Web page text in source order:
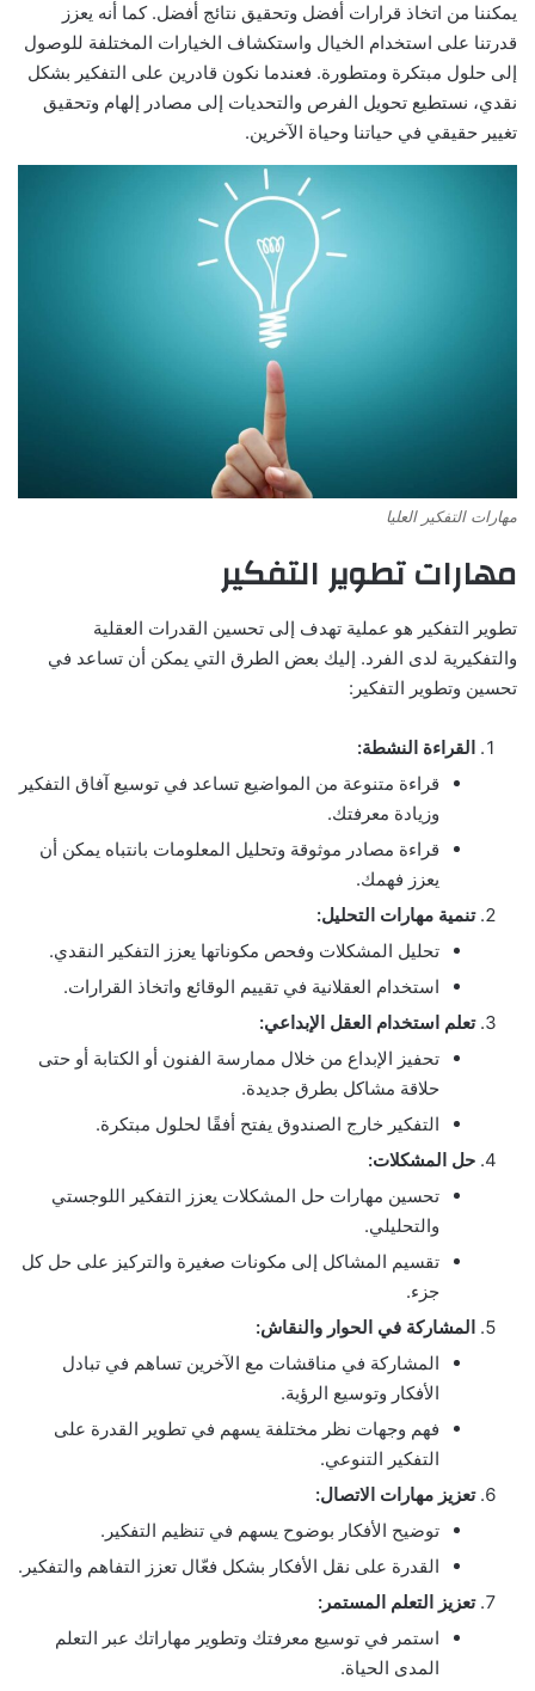
يمكننا من اتخاذ قرارات أفضل وتحقيق نتائج أفضل. كما أنه يعزز
قدرتنا على استخدام الخيال واستكشاف الخيارات المختلفة للوصول
إلى حلول مبتكرة ومتطورة. فعندما نكون قادرين على التفكير بشكل
نقدي، نستطيع تحويل الفرص والتحديات إلى مصادر إلهام وتحقيق
تغيير حقيقي في حياتنا وحياة الآخرين.
مهارات التفكير العليا
مهارات تطوير التفكير
تطوير التفكير هو عملية تهدف إلى تحسين القدرات العقلية
والتفكيرية لدى الفرد. إليك بعض الطرق التي يمكن أن تساعد في
تحسين وتطوير التفكير:
القراءة النشطة:
قراءة متنوعة من المواضيع تساعد في توسيع آفاق التفكير
وزيادة معرفتك.
قراءة مصادر موثوقة وتحليل المعلومات بانتباه يمكن أن
يعزز فهمك.
تنمية مهارات التحليل:
تحليل المشكلات وفحص مكوناتها يعزز التفكير النقدي.
استخدام العقلانية في تقييم الوقائع واتخاذ القرارات.
تعلم استخدام العقل الإبداعي:
تحفيز الإبداع من خلال ممارسة الفنون أو الكتابة أو حتى
حلاقة مشاكل بطرق جديدة.
التفكير خارج الصندوق يفتح أفقًا لحلول مبتكرة.
حل المشكلات:
تحسين مهارات حل المشكلات يعزز التفكير اللوجستي
والتحليلي.
تقسيم المشاكل إلى مكونات صغيرة والتركيز على حل كل
جزء.
المشاركة في الحوار والنقاش:
المشاركة في مناقشات مع الآخرين تساهم في تبادل
الأفكار وتوسيع الرؤية.
فهم وجهات نظر مختلفة يسهم في تطوير القدرة على
التفكير التنوعي.
تعزيز مهارات الاتصال:
توضيح الأفكار بوضوح يسهم في تنظيم التفكير.
القدرة على نقل الأفكار بشكل فعّال تعزز التفاهم والتفكير.
تعزيز التعلم المستمر:
استمر في توسيع معرفتك وتطوير مهاراتك عبر التعلم
المدى الحياة.